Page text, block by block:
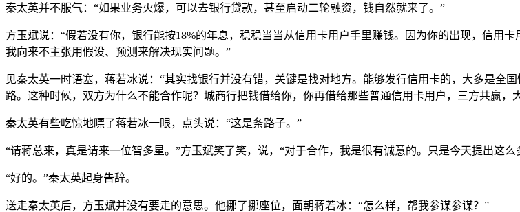
秦太英并不服气：“如果业务火爆，可以去银行贷款，甚至启动二轮融资，钱自然就来了。”
方玉斌说：“假若没有你，银行能按18%的年息，稳稳当当从信用卡用户手里赚钱。因为你的出现，信用
我向来不主张用假设、预测来解决现实问题。”
见秦太英一时语塞，蒋若冰说：“其实找银行并没有错，关键是找对地方。能够发行信用卡的，大多是全
路。这种时候，双方为什么不能合作呢？城商行把钱借给你，你再借给那些普通信用卡用户，三方共赢，
秦太英有些吃惊地瞟了蒋若冰一眼，点头说：“这是条路子。”
“请蒋总来，真是请来一位智多星。”方玉斌笑了笑，说，“对于合作，我是很有诚意的。只是今天提出这
“好的。”秦太英起身告辞。
送走秦太英后，方玉斌并没有要走的意思。他挪了挪座位，面朝蒋若冰：“怎么样，帮我参谋参谋？”